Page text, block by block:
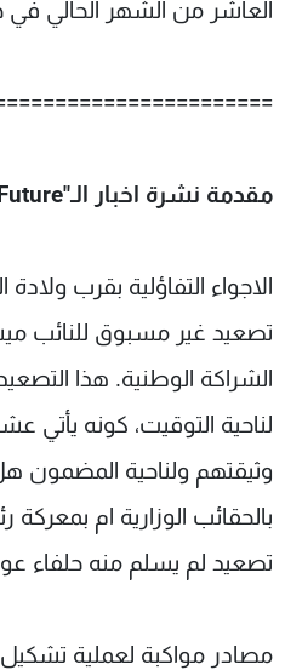
العاشر من الشهر الحالي في
مقدمة نشرة اخبار الـ"Future":
الاجواء التفاؤلية بقرب
تصعيد غير مسبوق للنائب
الشراكة الوطنية. هذا
لناحية التوقيت، كونه يأتي
وثيقتهم ولناحية المضمون
بالحقائب الوزارية ام
تصعيد لم يسلم منه حلفاء
مصادر مواكبة لعملية